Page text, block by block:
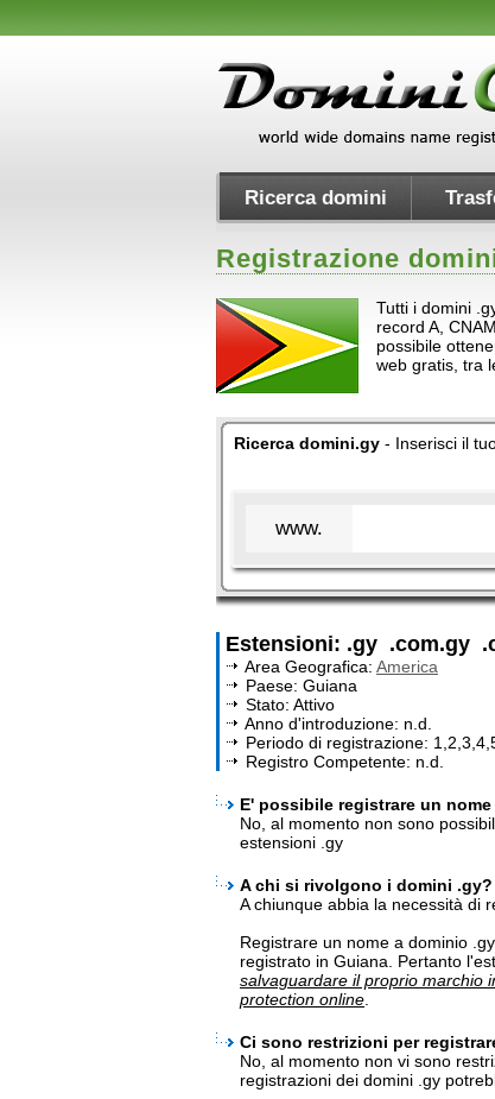
Ricerca domini
Registrazione
Tutti i domini
record A,
possibile
web gratis, tra
Ricerca domini.gy - Inserisci il
www.
Estensioni: .gy .com.gy
Area Geografica: America
Paese: Guiana
Stato: Attivo
Anno d'introduzione: n.d.
Periodo di registrazione:
Registro Competente: n.d.
E' possibile registrare un
No, al momento non sono
estensioni .gy
A chi si rivolgono i domini .gy?
A chiunque abbia la necessità di
Registrare un nome a dominio
registrato in Guiana. Pertanto
salvaguardare il proprio marchio
protection online
Ci sono restrizioni per
No, al momento non vi sono
registrazioni dei domini .gy